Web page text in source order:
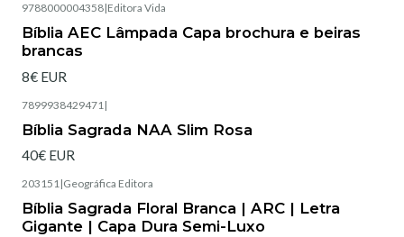
9788000004358|Editora Vida
Bíblia AEC Lâmpada Capa brochura e beiras
brancas
8€ EUR
7899938429471 |
Bíblia Sagrada NAA Slim Rosa
40€ EUR
203151|Geográfica Editora
Bíblia Sagrada Floral Branca | ARC | Letra
Gigante | Capa Dura Semi-Luxo